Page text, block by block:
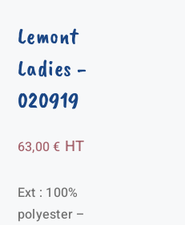
Lemont
Ladies -
020919
63,00€ HT
Ext : 100%
polyester –